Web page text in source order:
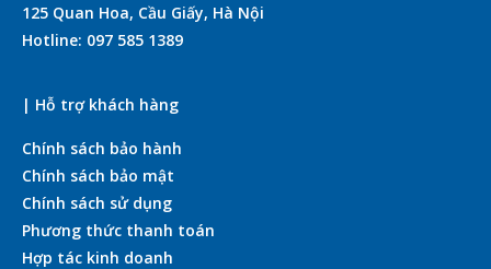
125 Quan Hoa, Cầu Giấy, Hà Nội
Hotline: 097 585 1389
| Hỗ trợ khách hàng
Chính sách bảo hành
Chính sách bảo mật
Chính sách sử dụng
Phương thức thanh toán
Hợp tác kinh doanh